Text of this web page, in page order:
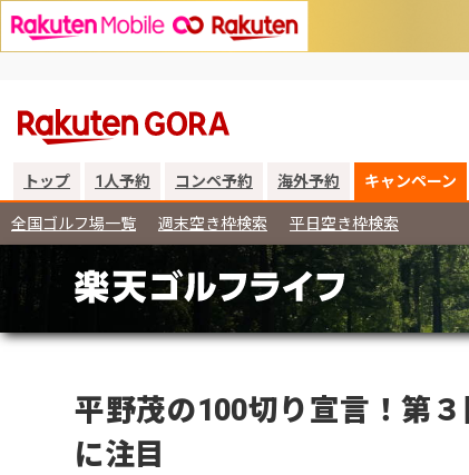
トップ 1人予約 コンペ予約 海外予約 キャンペーン
全国ゴルフ場一覧 週末空き枠検索 平日空き枠検索
平野茂の100切り宣言！第
に注目